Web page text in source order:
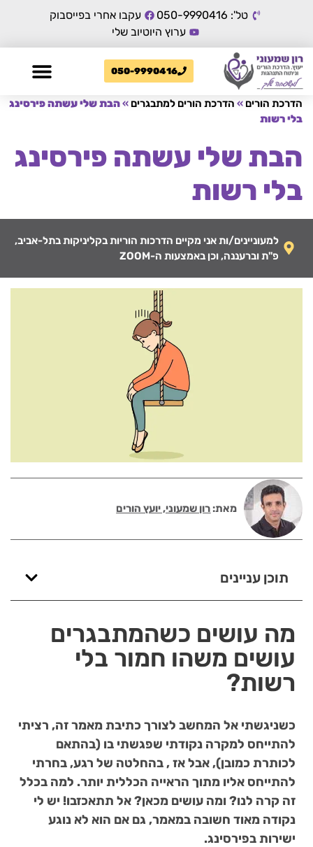
טל': 050-9990416
עקבו אחרי בפייסבוק
ערוץ היוטיוב שלי
050-9990416
הדרכת הורים » הדרכת הורים למתבגרים »הבת שלי עשתה פירסינג
בלי רשות
הבת שלי עשתה פירסינג
בלי רשות
למעוניינים/ות אני מקיים הדרכות הוריות בקליניקות בתל-אביב,
פ"ת וברעננה, וכן באמצעות ה-ZOOM
מאת:רון שמעוני, יועץ הורים
תוכן עניינים
מה עושים כשהמתבגרים
עושים משהו חמור בלי
רשות?
כשניגשתי אל המחשב לצורך כתיבת מאמר זה, רציתי
להתייחס למקרה נקודתי שפגשתי בו (בהתאם
לכותרת כמובן), אבל אז , בהחלטה של רגע, בחרתי
להתייחס אליו מתוך הראייה הכללית יותר. למה בכלל
זה קרה לנו? ומה עושים מכאן? אל תתאכזבו! יש לי
נקודה מאוד חשובה במאמר, גם אם הוא לא נוגע
ישירות בפירסינג.